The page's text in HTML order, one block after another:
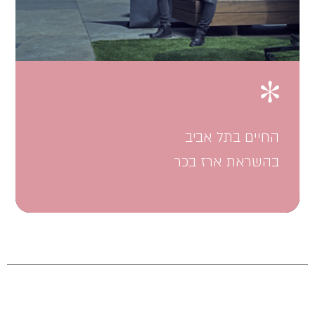
החיים בתל אביב
בהשראת ארז בכר